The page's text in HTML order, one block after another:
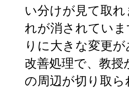
い分けが見て取
れが消されてい
りに大きな変更
改善処理で、教
の周辺が切り取